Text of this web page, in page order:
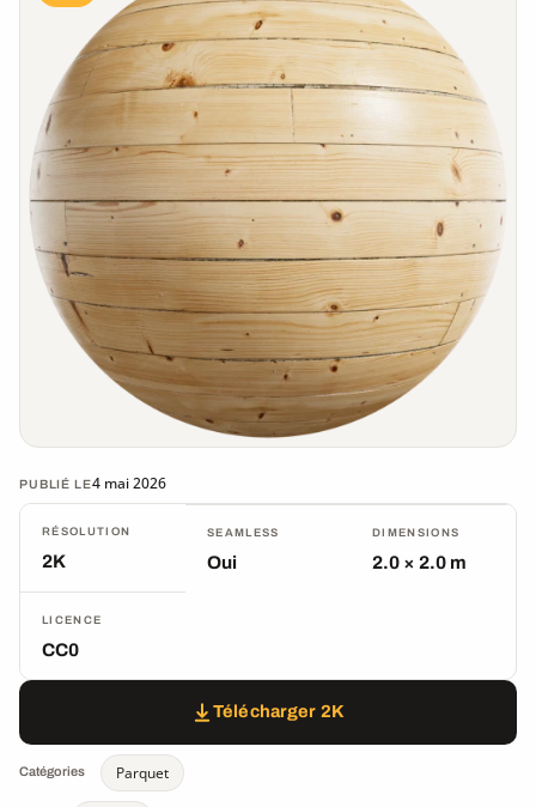
PUBLIÉ LE4 mai 2026
RÉSOLUTION
2K
SEAMLESS
Oui
DIMENSIONS
2.0 × 2.0 m
LICENCE
CC0
Télécharger 2K
Catégories Parquet